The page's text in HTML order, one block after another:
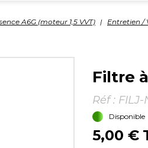
A6G (moteur 1,5 VVT) Entretien /
Filtre
Réf : FILJ-
Disponible
5,00 €